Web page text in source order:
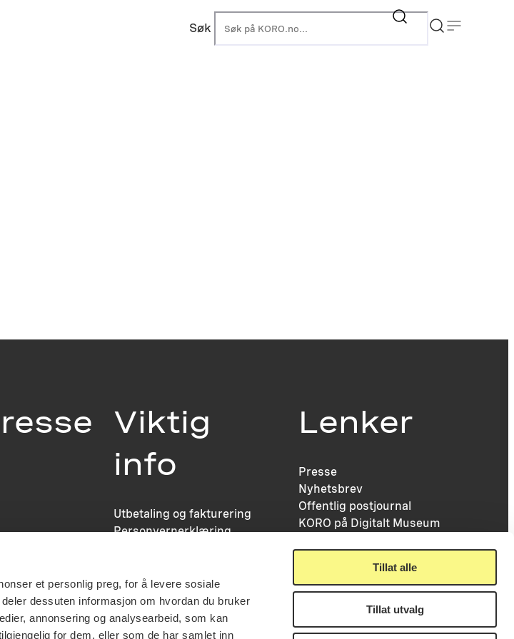
et personlig preg, for å levere sosiale
dessuten informasjon om hvordan du bruker
annonsering og analysearbeid, som kan
for dem, eller som de har samlet inn
Tillat alle
Tillat utvalg
Søk
Viktig
info
Utbetaling og fakturering
Personvernerklæring
Last ned logo
Lenker
Presse
Nyhetsbrev
Offentlig postjournal
KORO på Digitalt Museum